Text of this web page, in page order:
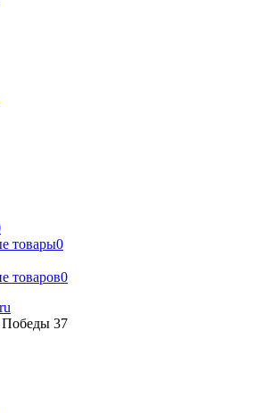
товары0
товаров0
Победы 37